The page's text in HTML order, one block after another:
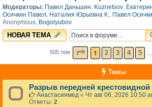
Модераторы: Павел Даньшин, Kuznetsov,
Осичкин Павел, Наталия Юрьевна К., Павел
Anonymous, Bogolyubov
НОВАЯ ТЕМА
505 тем СТРАНИЦА ИЗ21
1 2 3 4 5
Темы
Разрыв передней крестовидной
Анастасиямед « Чт авг 06, 2026 10:50
Ответы: 2